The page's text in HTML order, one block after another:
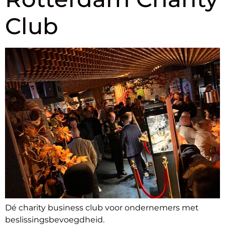
Club
Dé charity business club voor ondernemers met
beslissingsbevoegdheid.